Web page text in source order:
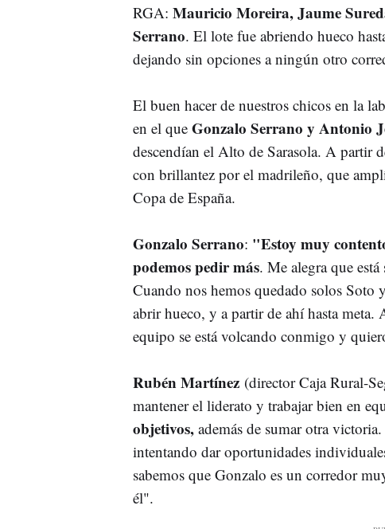
RGA: Mauricio Moreira, Jaume
Serrano. El lote fue abriendo hueco
dejando sin opciones a ningún otro
El buen hacer de nuestros chicos en la
en el que Gonzalo Serrano y Antonio
descendían el Alto de Sarasola. A partir
con brillantez por el madrileño, que
Copa de España.
Gonzalo Serrano: "Estoy muy
podemos pedir más. Me alegra que
Cuando nos hemos quedado solos
abrir hueco, y a partir de ahí hasta meta.
equipo se está volcando conmigo y
Rubén Martínez(director Caja Rural-
mantener el liderato y trabajar bien en
objetivos,además de sumar otra
intentando dar oportunidades
sabemos que Gonzalo es un corredor
él".